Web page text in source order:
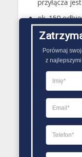
przyłącza
ok. 150
ciśnienia
Cała reszta
Mamy nadzieję,
naszym
wpisie znajdują
oceny)
Porównaj
z